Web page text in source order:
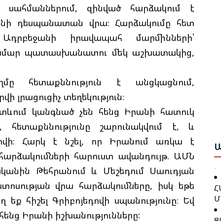
զինված հարձակում է
դեսպանատան վրա։ Հարձակումը հետ
իրավապահ մարմինների՝
պատասխանատու մեկ աշխատակից,
հետաքննություն է անցկացնում,
լրացուցիչ տեղեկություն։
կանգնած չեն հենց Իրանի հատուկ
հետաքննությունը շարունակվում է, և
Հարկ է նշել, որ Իրանում առկա է
հարուստ ավանդույթ. ԱՄՆ
Թեհրանում և Մեշեդում Սաուդյան
վրա հարձակումները, իսկ եթե
հիշել Գրիբոյեդովի սպանությունը։ Եվ
Իրանի իշխանությունները: